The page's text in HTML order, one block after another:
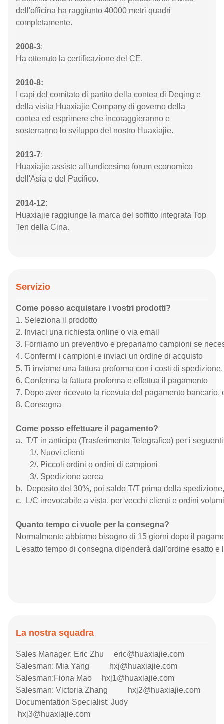
dell'officina ha raggiunto 40000 metri quadri
completamente.
2008-3:
Ha ottenuto la certificazione del CE.
2010-8:
I capi del comitato di partito della contea di Deqing e
della visita Huaxiajie Company di governo della
contea ed esprimere che incoraggieranno e
sosterranno lo sviluppo del nostro Huaxiajie.
2013-7:
Huaxiajie assiste all'undicesimo forum economico
dell'Asia e del Pacifico.
2014-12:
Huaxiajie raggiunge la marca del soffitto integrata Top
Ten della Cina.
Servizio
Come posso acquistare i vostri prodotti?
1. Seleziona il prodotto
2. Inviaci una richiesta online o via email
3. Forniamo un preventivo e prepariamo campioni se
4. Confermi i campioni e inviaci un ordine di acquisto
5. Ti inviamo una fattura proforma con i costi di spedizione.
6. Conferma la fattura proforma e effettua il pagamento
7. Dopo aver ricevuto la ricevuta del pagamento
8. Consegna
Come posso effettuare il pagamento?
a. T/T in anticipo (Trasferimento Telegrafico) per i
1/. Nuovi clienti
2/. Piccoli ordini o ordini di campioni
3/. Spedizione aerea
b. Deposito del 30%, poi saldo T/T prima della
c. L/C irrevocabile a vista, per vecchi clienti e ordini
Quanto tempo ci vuole per la consegna?
Normalmente abbiamo bisogno di 15 giorni dopo il
L'esatto tempo di consegna dipenderà dall'ordine esatto
La nostra squadra
Sales Manager: Eric Zhu eric@huaxiajie.com
Salesman: Mia Yang hxj@huaxiajie.com
Salesman:Fiona Mao hxj1@huaxiajie.com
Salesman: Victoria Zhang hxj2@huaxiajie.com
Documentation Specialist: Judy
hxj3@huaxiajie.com